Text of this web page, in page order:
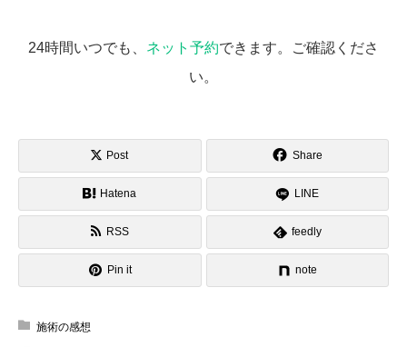
24時間いつでも、 ネット予約できます。ご確認くださ
い。
Post Share
Hatena LINE
RSS feedly
Pin it note
施術の感想